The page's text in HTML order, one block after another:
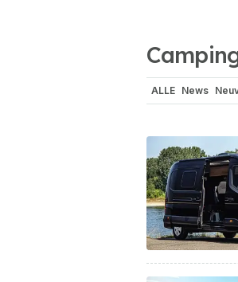
ALLE News
In eigener Sache
Elon Musk